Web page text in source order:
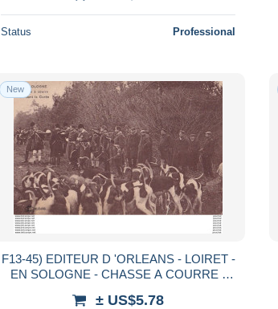
Status Professional
New
F13-45) EDITEUR D 'ORLEANS - LOIRET -
EN SOLOGNE - CHASSE A COURRE -
± US$5.78